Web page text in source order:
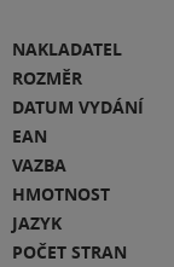
NAKLADATEL
ROZMĚR
DATUM VYDÁNÍ
EAN
VAZBA
HMOTNOST
JAZYK
POČET STRAN